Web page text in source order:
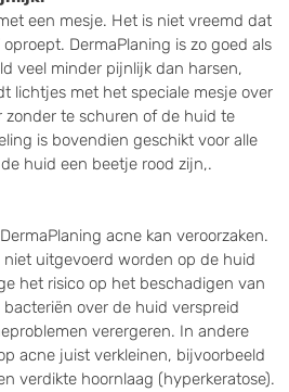
een mesje. Het is niet vreemd dat
oproept. DermaPlaning is zo goed als
veel minder pijnlijk dan harsen,
lichtjes met het speciale mesje over
te schuren of de huid te
is bovendien geschikt voor alle
huid een beetje rood zijn,.
acne kan veroorzaken.
niet uitgevoerd worden op de huid
het risico op het beschadigen van
over de huid verspreid
verergeren. In andere
acne juist verkleinen, bijvoorbeeld
verdikte hoornlaag (hyperkeratose).